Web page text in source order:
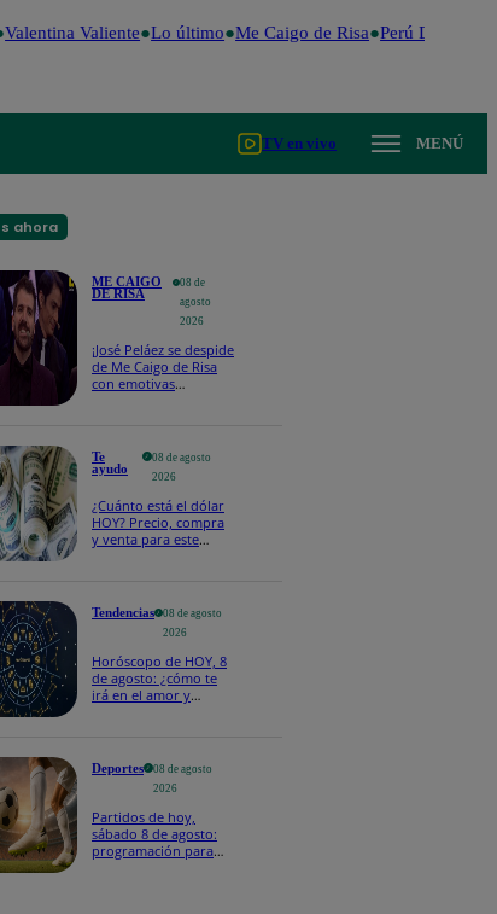
Valiente Lo último Me Caigo de Risa Perú Decide
TV en vivo MENÚ
ahora
ME CAIGO
DE RISA
08 de
agosto
2026
¡José Peláez se despide
de Me Caigo de Risa
con emotivas
Te
ayudo
08 de agosto
2026
¿Cuánto está el dólar
HOY? Precio, compra
y venta para este
Tendencias
08 de agosto
2026
Horóscopo de HOY, 8
de agosto: ¿cómo te
irá en el amor y
Deportes
08 de agosto
2026
Partidos de hoy,
sábado 8 de agosto:
programación para